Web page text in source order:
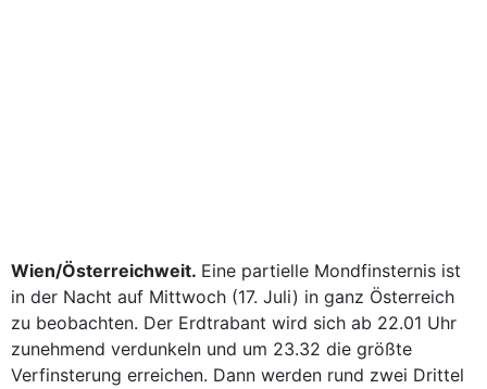
Wien/Österreichweit. Eine partielle Mondfinsternis ist
in der Nacht auf Mittwoch (17. Juli) in ganz Österreich
zu beobachten. Der Erdtrabant wird sich ab 22.01 Uhr
zunehmend verdunkeln und um 23.32 die größte
Verfinsterung erreichen. Dann werden rund zwei Drittel